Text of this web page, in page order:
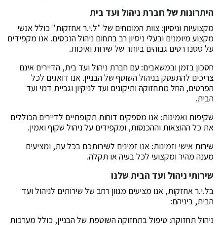
היתרונות של חברת ניהול ועד בית
מקצועיות וניסיון: צוות המומחים של "ל.י.ר אחזקות" כולל אנשי
מקצוע מיומנים ובעלי ניסיון רב בתחום ניהול הנכסים. אנו מקפידים
על סטנדרטים גבוהים ביותר של שירות ואיכות.
חסכון בזמן ובמשאבים: עם חברת ניהול ועד בית, הדיירים אינם
צריכים להתעסק בניהול השוטף של הבניין. אנו דואגים לכל
הפרטים, החל מתחזוקה ותיקונים ועד לניקיון וגביית דמי ועד
הבית.
שקיפות ואמינות: אנו מספקים דוחות תקופתיים לדיירים הכוללים
את כל ההוצאות וההכנסות, ומקפידים על ניהול שקוף ואמין.
שירות אישי וזמינות: אנו זמינים לשירותכם בכל עת, ומציעים
מענה מהיר ומקצועי לכל בעיה או תקלה.
שירותי ניהול ועד הבית שלנו
בל.י.ר אחזקות, אנו מציעים מגוון רחב של שירותים לניהול ועד
הבית, ביניהם:
ניהול תחזוקה: טיפול בתחזוקה השוטפת של הבניין, כולל מערכות